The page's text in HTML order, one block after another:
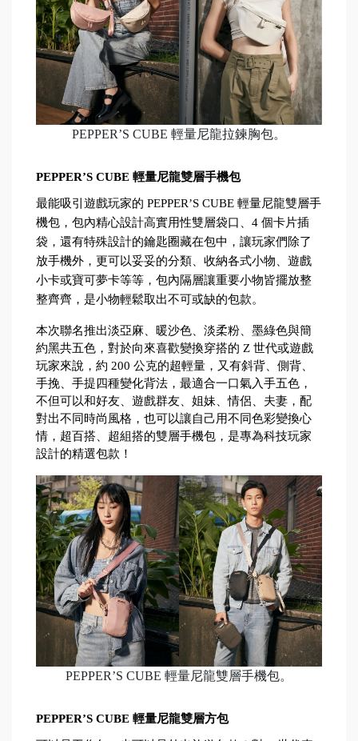
PEPPER’S CUBE 輕量尼龍拉鍊胸包。
PEPPER’S CUBE 輕量尼龍雙層手機包
最能吸引遊戲玩家的 PEPPER’S CUBE 輕量尼龍雙層手
機包，包內精心設計高實用性雙層袋口、4 個卡片插
袋，還有特殊設計的鑰匙圈藏在包中，讓玩家們除了
放手機外，更可以妥妥的分類、收納各式小物、遊戲
小卡或寶可夢卡等等，包內隔層讓重要小物皆擺放整
整齊齊，是小物輕鬆取出不可或缺的包款。
本次聯名推出淡亞麻、暖沙色、淡柔粉、墨綠色與簡
約黑共五色，對於向來喜歡變換穿搭的 Z 世代或遊戲
玩家來說，約 200 公克的超輕量，又有斜背、側背、
手挽、手提四種變化背法，最適合一口氣入手五色，
不但可以和好友、遊戲群友、姐妹、情侶、夫妻，配
對出不同時尚風格，也可以讓自己用不同色彩變換心
情，超百搭、超組搭的雙層手機包，是專為科技玩家
設計的精選包款！
PEPPER’S CUBE 輕量尼龍雙層手機包。
PEPPER’S CUBE 輕量尼龍雙層方包